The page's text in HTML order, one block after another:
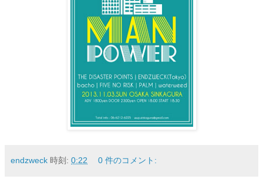
endzweck 時刻: 0:22 0 件のコメント: